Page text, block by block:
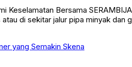
Bersama
di sekitar jalur pipa minyak